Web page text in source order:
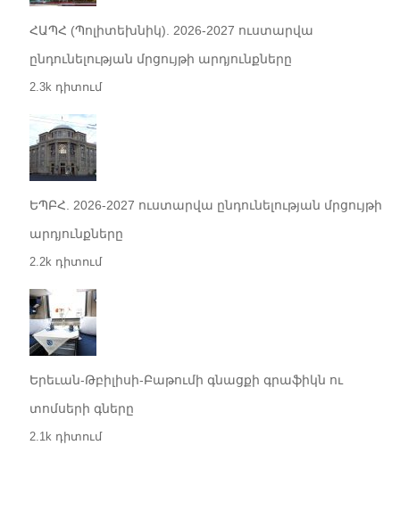
ՀԱՊՀ (Պոլիտեխնիկ). 2026-2027 ուստարվա
ընդունելության մրցույթի արդյունքները
2.3k դիտում
ԵՊԲՀ. 2026-2027 ուստարվա ընդունելության մրցույթի
արդյունքները
2.2k դիտում
Երեւան-Թբիլիսի-Բաթումի գնացքի գրաֆիկն ու
տոմսերի գները
2.1k դիտում